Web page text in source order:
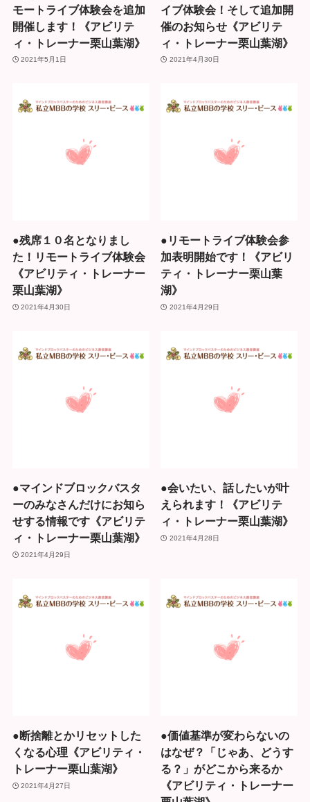
モートライブ体験会を追加
開催します！《アビリテ
ィ・トレーナー栗山葉湖》
2021年5月1日
イブ体験会！そして追加開
催のお知らせ《アビリテ
ィ・トレーナー栗山葉湖》
2021年4月30日
●残席１０名となりまし
た！リモートライブ体験会
《アビリティ・トレーナー
栗山葉湖》
2021年4月30日
●リモートライブ体験会参
加表明開始です！《アビリ
ティ・トレーナー栗山葉
湖》
2021年4月29日
●マインドブロックバスタ
ーのみなさんだけにお知ら
せする情報です《アビリテ
ィ・トレーナー栗山葉湖》
2021年4月29日
●会いたい、話したいが叶
えられます！《アビリテ
ィ・トレーナー栗山葉湖》
2021年4月28日
●断捨離とかリセットした
くなる心理《アビリティ・
トレーナー栗山葉湖》
2021年4月27日
●価値基準が変わらないの
はなぜ？「じゃあ、どうす
る？」がどこから来るか
《アビリティ・トレーナー